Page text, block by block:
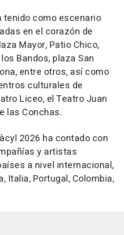
como escenario
en el corazón de
Mayor, Patio Chico,
Bandos, plaza San
entre otros, así como
culturales de
Liceo, el Teatro Juan
las Conchas.
2026 ha contado con
y artistas
a nivel internacional,
Italia, Portugal, Colombia,